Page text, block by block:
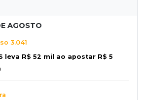
AGOSTO
3.041
leva R$ 52 mil ao apostar R$ 5